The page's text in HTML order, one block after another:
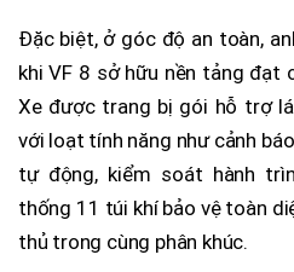
Đặc biệt, ở góc độ an toàn,
khi VF 8 sở hữu nền tảng đạt
Xe được trang bị gói hỗ trợ
với loạt tính năng như cảnh
tự động, kiểm soát hành
thống 11 túi khí bảo vệ toàn
thủ trong cùng phân khúc.